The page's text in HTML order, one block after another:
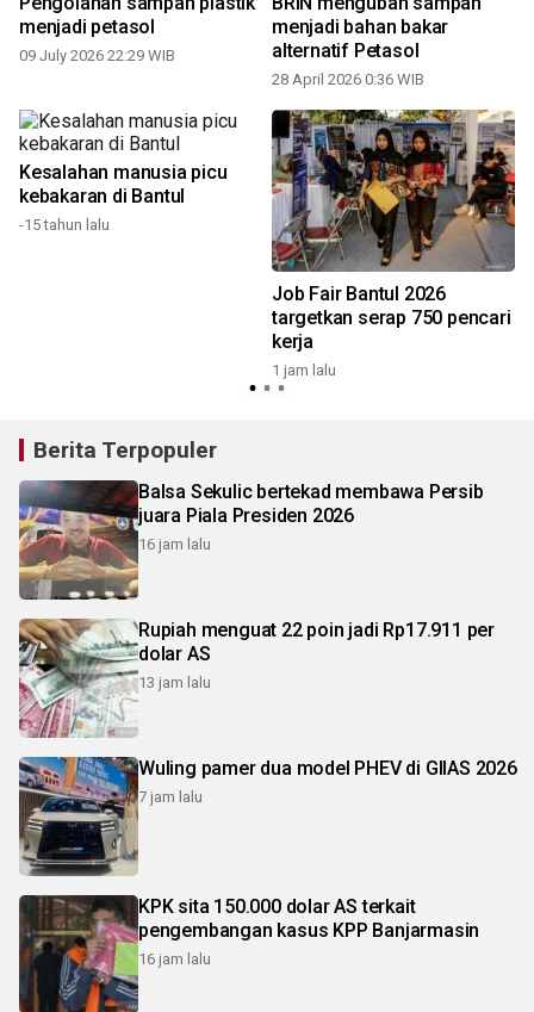
menjadi petasol
09 July 2026 22:29 WIB
menjadi bahan bakar
alternatif Petasol
28 April 2026 0:36 WIB
Kesalahan manusia picu
kebakaran di Bantul
-15 tahun lalu
Job Fair Bantul 2026
targetkan serap 750 pencari
kerja
1 jam lalu
Berita Terpopuler
Balsa Sekulic bertekad membawa Persib
juara Piala Presiden 2026
16 jam lalu
Rupiah menguat 22 poin jadi Rp17.911 per
dolar AS
13 jam lalu
Wuling pamer dua model PHEV di GIIAS 2026
7 jam lalu
KPK sita 150.000 dolar AS terkait
pengembangan kasus KPP Banjarmasin
16 jam lalu